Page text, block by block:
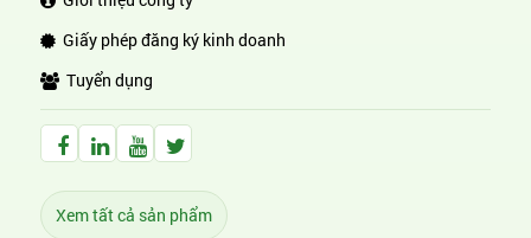
Giấy phép đăng ký kinh doanh
Tuyển dụng
Facebook Huỳnh Gia Alpha
LinkedIn Huỳnh Gia Alpha
YouTube Huỳnh Gia Alpha
Twitter Huỳnh Gia Alpha
Xem tất cả sản phẩm